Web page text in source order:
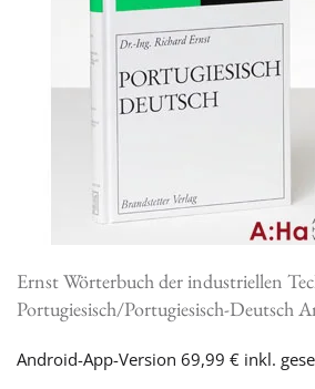
Ernst Wörterbuch der industriellen
Portugiesisch/Portugiesisch-Deutsch
Android-App-Version 69,99 € inkl.